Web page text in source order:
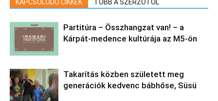
KAPCSOLÓDÓ CIKKEK TÖBB A SZERZŐTŐL
Partitúra – Összhangzat van! – a
Kárpát-medence kultúrája az M5-ön
Takarítás közben született meg
generációk kedvenc bábhőse, Süsü